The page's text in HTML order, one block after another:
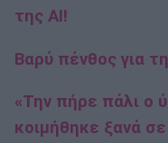
της AI!
Βαρύ πένθος για
«Την πήρε πάλι ο
κοιμήθηκε ξανά